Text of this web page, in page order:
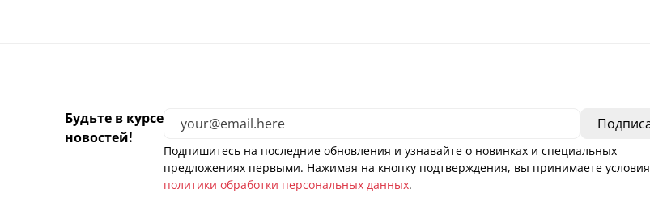
Будьте в курсе
новостей!
Подпишитесь на последние обновления и узнавайте о новинках и специальных
предложениях первыми. Нажимая на кнопку подтверждения, вы принимаете условия
политики обработки персональных данных.